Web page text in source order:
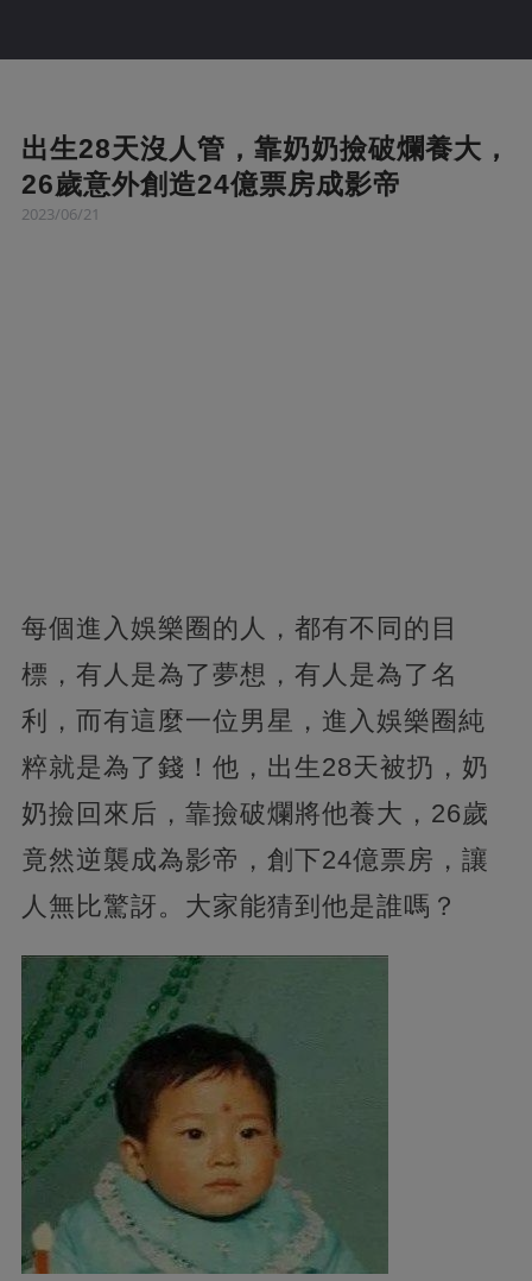
出生28天沒人管，靠奶奶撿破爛養大，
26歲意外創造24億票房成影帝
2023/06/21
每個進入娛樂圈的人，都有不同的目
標，有人是為了夢想，有人是為了名
利，而有這麼一位男星，進入娛樂圈純
粹就是為了錢！他，出生28天被扔，奶
奶撿回來后，靠撿破爛將他養大，26歲
竟然逆襲成為影帝，創下24億票房，讓
人無比驚訝。大家能猜到他是誰嗎？